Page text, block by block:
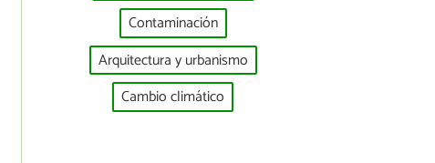
Contaminación
Arquitectura y urbanismo
Cambio climático